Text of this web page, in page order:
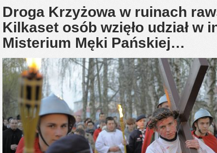
Droga Krzyżowa w ruinach
Kilkaset osób wzięło udział w
Misterium Męki Pańskiej…